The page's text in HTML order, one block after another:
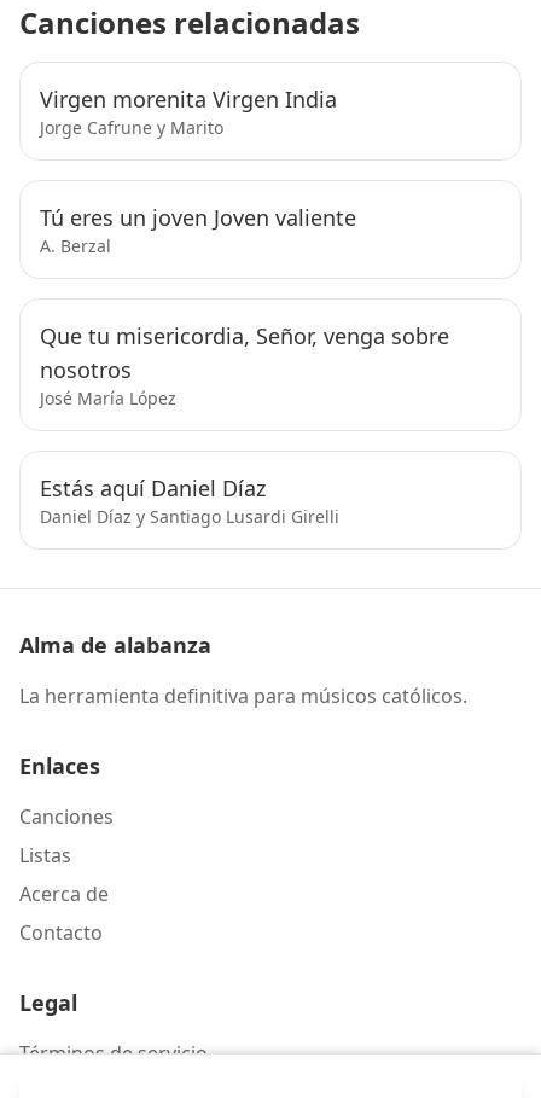
Canciones relacionadas
Virgen morenita Virgen India
Jorge Cafrune y Marito
Tú eres un joven Joven valiente
A. Berzal
Que tu misericordia, Señor, venga sobre
nosotros
José María López
Estás aquí Daniel Díaz
Daniel Díaz y Santiago Lusardi Girelli
Alma de alabanza
La herramienta definitiva para músicos católicos.
Enlaces
Canciones
Listas
Acerca de
Contacto
Legal
Términos de servicio